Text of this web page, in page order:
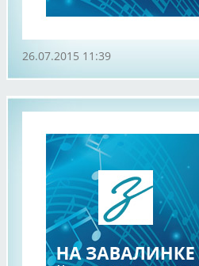
26.07.2015 11:39